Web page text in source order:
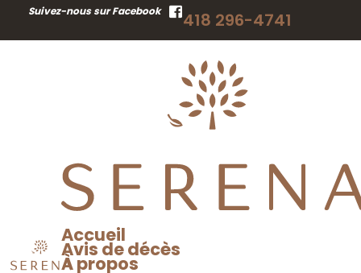
Suivez-nous sur Facebook 418 296-4741
Accueil
Avis de décès
À propos
Nous joindre
Coodonnées
funéraire Josée
15, avenue Roméo-
Baie-Comeau, Québec,
G4Z 2Y8